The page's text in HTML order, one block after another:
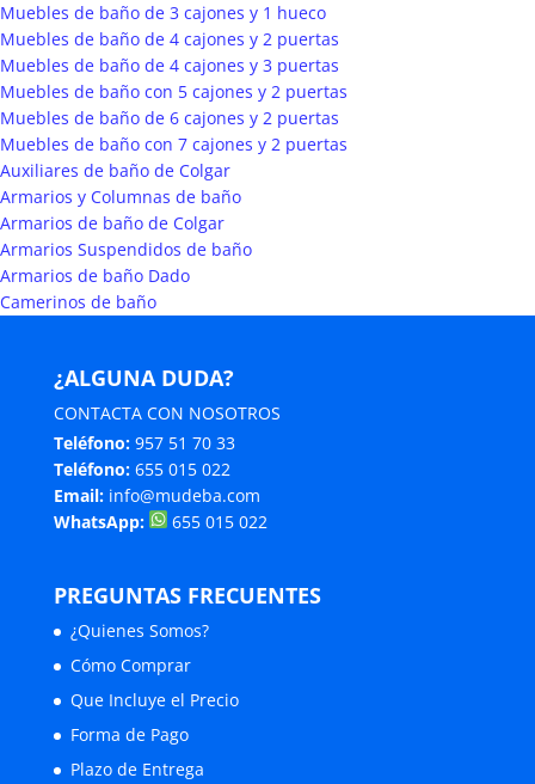
Muebles de baño de 3 cajones y 1 hueco
Muebles de baño de 4 cajones y 2 puertas
Muebles de baño de 4 cajones y 3 puertas
Muebles de baño con 5 cajones y 2 puertas
Muebles de baño de 6 cajones y 2 puertas
Muebles de baño con 7 cajones y 2 puertas
Auxiliares de baño de Colgar
Armarios y Columnas de baño
Armarios de baño de Colgar
Armarios Suspendidos de baño
Armarios de baño Dado
Camerinos de baño
¿ALGUNA DUDA?
CONTACTA CON NOSOTROS
Teléfono: 957 51 70 33
Teléfono: 655 015 022
Email: info@mudeba.com
WhatsApp:
655 015 022
PREGUNTAS FRECUENTES
¿Quienes Somos?
Cómo Comprar
Que Incluye el Precio
Forma de Pago
Plazo de Entrega